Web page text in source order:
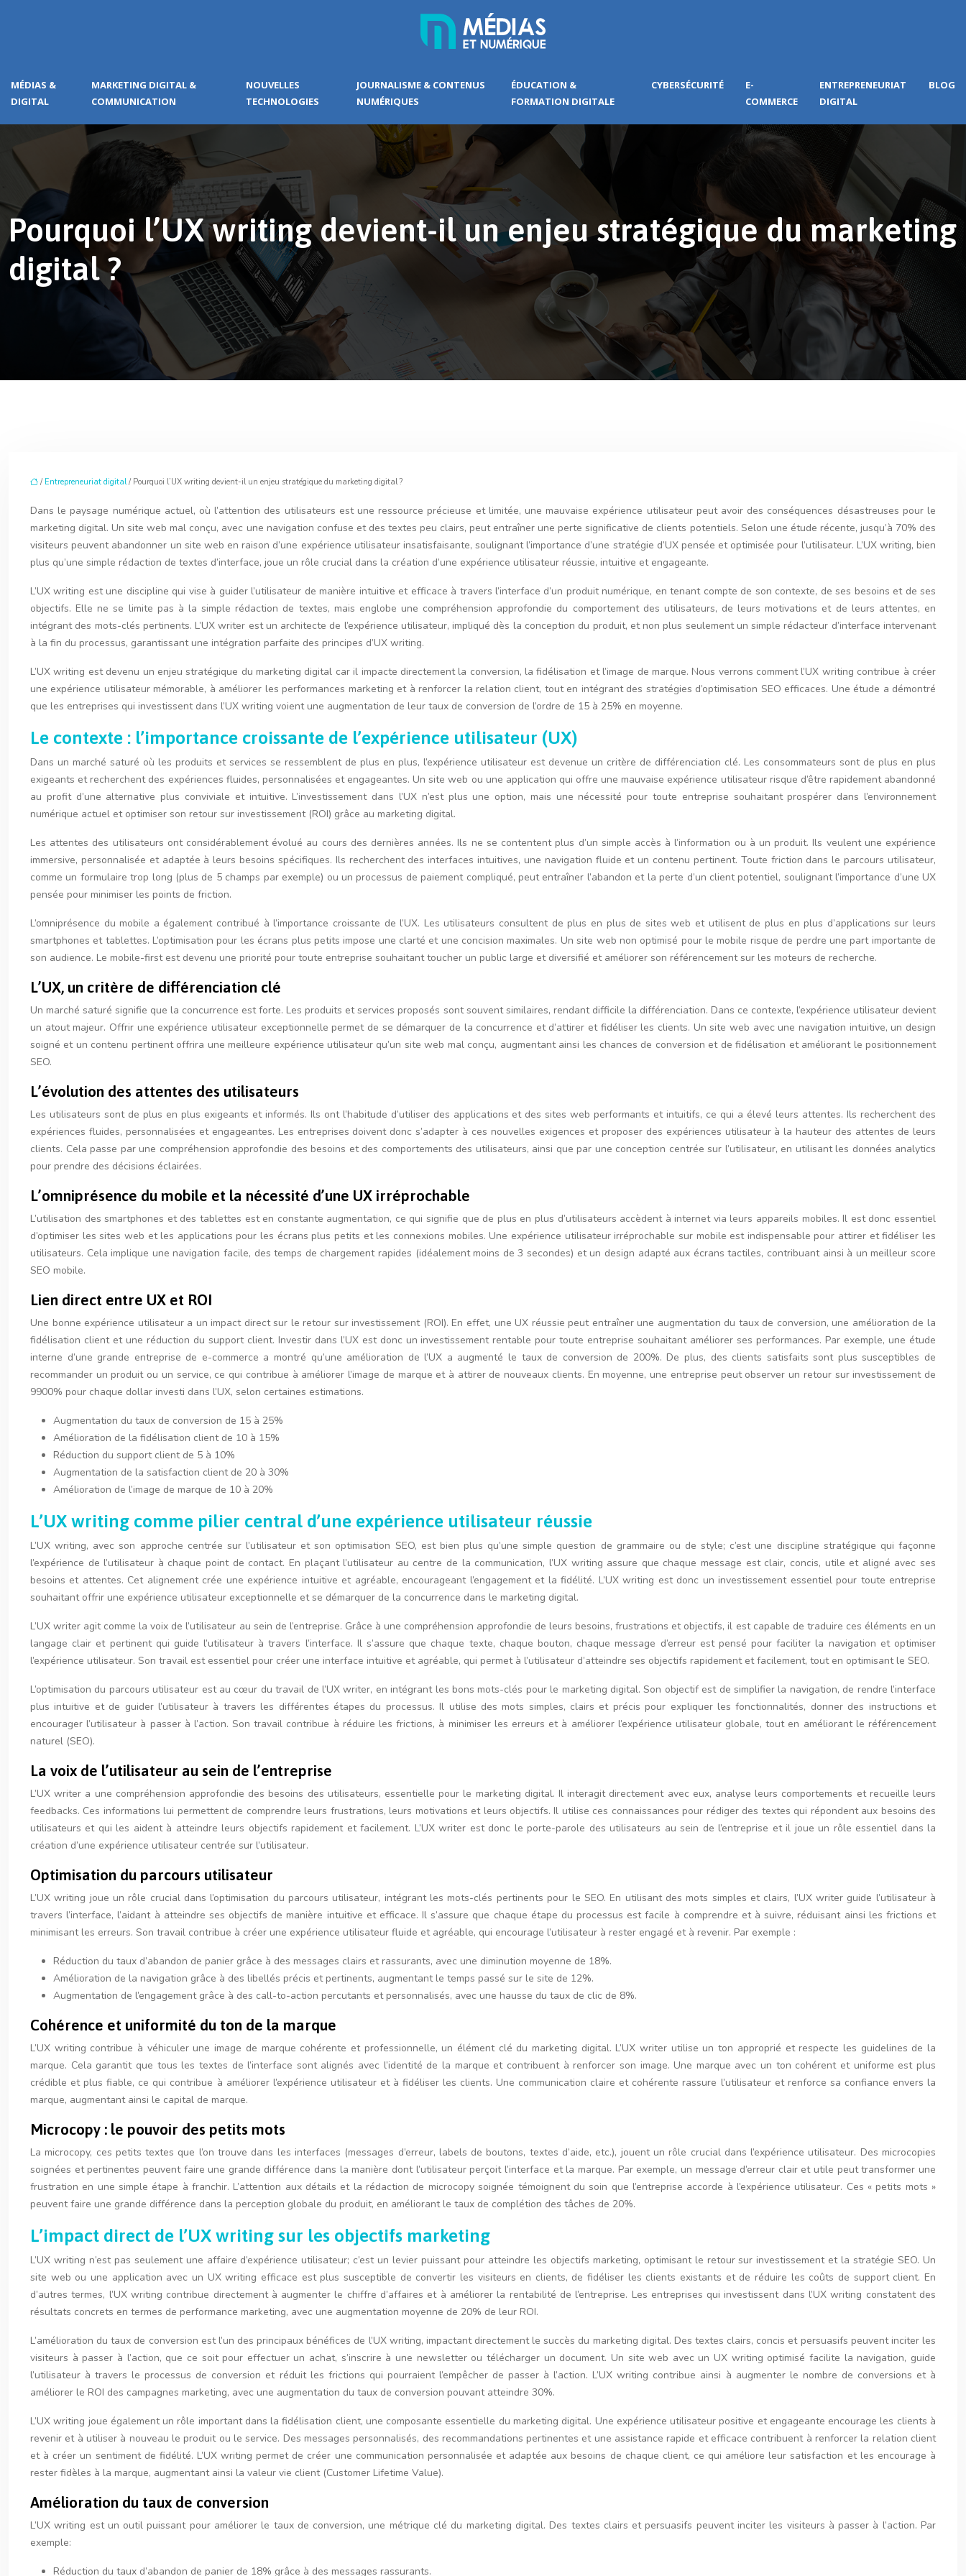
MÉDIAS &
DIGITAL
MARKETING DIGITAL &
COMMUNICATION
NOUVELLES
TECHNOLOGIES
JOURNALISME & CONTENUS
NUMÉRIQUES
ÉDUCATION &
FORMATION DIGITALE
CYBERSÉCURITÉ
E-
COMMERCE
ENTREPRENEURIAT
DIGITAL
BLOG
Pourquoi l’UX writing devient-il un enjeu stratégique du marketing
digital ?
/ Entrepreneuriat digital/ Pourquoi l’UX writing devient-il un enjeu stratégique du marketing digital ?
Dans le paysage numérique actuel, où l’attention des utilisateurs est une ressource précieuse et limitée, une mauvaise expérience utilisateur peut avoir des conséquences désastreuses pour le
marketing digital. Un site web mal conçu, avec une navigation confuse et des textes peu clairs, peut entraîner une perte significative de clients potentiels. Selon une étude récente, jusqu’à 70% des
visiteurs peuvent abandonner un site web en raison d’une expérience utilisateur insatisfaisante, soulignant l’importance d’une stratégie d’UX pensée et optimisée pour l’utilisateur. L’UX writing, bien
plus qu’une simple rédaction de textes d’interface, joue un rôle crucial dans la création d’une expérience utilisateur réussie, intuitive et engageante.
L’UX writing est une discipline qui vise à guider l’utilisateur de manière intuitive et efficace à travers l’interface d’un produit numérique, en tenant compte de son contexte, de ses besoins et de ses
objectifs. Elle ne se limite pas à la simple rédaction de textes, mais englobe une compréhension approfondie du comportement des utilisateurs, de leurs motivations et de leurs attentes, en
intégrant des mots-clés pertinents. L’UX writer est un architecte de l’expérience utilisateur, impliqué dès la conception du produit, et non plus seulement un simple rédacteur d’interface intervenant
à la fin du processus, garantissant une intégration parfaite des principes d’UX writing.
L’UX writing est devenu un enjeu stratégique du marketing digital car il impacte directement la conversion, la fidélisation et l’image de marque. Nous verrons comment l’UX writing contribue à créer
une expérience utilisateur mémorable, à améliorer les performances marketing et à renforcer la relation client, tout en intégrant des stratégies d’optimisation SEO efficaces. Une étude a démontré
que les entreprises qui investissent dans l’UX writing voient une augmentation de leur taux de conversion de l’ordre de 15 à 25% en moyenne.
Le contexte : l’importance croissante de l’expérience utilisateur (UX)
Dans un marché saturé où les produits et services se ressemblent de plus en plus, l’expérience utilisateur est devenue un critère de différenciation clé. Les consommateurs sont de plus en plus
exigeants et recherchent des expériences fluides, personnalisées et engageantes. Un site web ou une application qui offre une mauvaise expérience utilisateur risque d’être rapidement abandonné
au profit d’une alternative plus conviviale et intuitive. L’investissement dans l’UX n’est plus une option, mais une nécessité pour toute entreprise souhaitant prospérer dans l’environnement
numérique actuel et optimiser son retour sur investissement (ROI) grâce au marketing digital.
Les attentes des utilisateurs ont considérablement évolué au cours des dernières années. Ils ne se contentent plus d’un simple accès à l’information ou à un produit. Ils veulent une expérience
immersive, personnalisée et adaptée à leurs besoins spécifiques. Ils recherchent des interfaces intuitives, une navigation fluide et un contenu pertinent. Toute friction dans le parcours utilisateur,
comme un formulaire trop long (plus de 5 champs par exemple) ou un processus de paiement compliqué, peut entraîner l’abandon et la perte d’un client potentiel, soulignant l’importance d’une UX
pensée pour minimiser les points de friction.
L’omniprésence du mobile a également contribué à l’importance croissante de l’UX. Les utilisateurs consultent de plus en plus de sites web et utilisent de plus en plus d’applications sur leurs
smartphones et tablettes. L’optimisation pour les écrans plus petits impose une clarté et une concision maximales. Un site web non optimisé pour le mobile risque de perdre une part importante de
son audience. Le mobile-first est devenu une priorité pour toute entreprise souhaitant toucher un public large et diversifié et améliorer son référencement sur les moteurs de recherche.
L’UX, un critère de différenciation clé
Un marché saturé signifie que la concurrence est forte. Les produits et services proposés sont souvent similaires, rendant difficile la différenciation. Dans ce contexte, l’expérience utilisateur devient
un atout majeur. Offrir une expérience utilisateur exceptionnelle permet de se démarquer de la concurrence et d’attirer et fidéliser les clients. Un site web avec une navigation intuitive, un design
soigné et un contenu pertinent offrira une meilleure expérience utilisateur qu’un site web mal conçu, augmentant ainsi les chances de conversion et de fidélisation et améliorant le positionnement
SEO.
L’évolution des attentes des utilisateurs
Les utilisateurs sont de plus en plus exigeants et informés. Ils ont l’habitude d’utiliser des applications et des sites web performants et intuitifs, ce qui a élevé leurs attentes. Ils recherchent des
expériences fluides, personnalisées et engageantes. Les entreprises doivent donc s’adapter à ces nouvelles exigences et proposer des expériences utilisateur à la hauteur des attentes de leurs
clients. Cela passe par une compréhension approfondie des besoins et des comportements des utilisateurs, ainsi que par une conception centrée sur l’utilisateur, en utilisant les données analytics
pour prendre des décisions éclairées.
L’omniprésence du mobile et la nécessité d’une UX irréprochable
L’utilisation des smartphones et des tablettes est en constante augmentation, ce qui signifie que de plus en plus d’utilisateurs accèdent à internet via leurs appareils mobiles. Il est donc essentiel
d’optimiser les sites web et les applications pour les écrans plus petits et les connexions mobiles. Une expérience utilisateur irréprochable sur mobile est indispensable pour attirer et fidéliser les
utilisateurs. Cela implique une navigation facile, des temps de chargement rapides (idéalement moins de 3 secondes) et un design adapté aux écrans tactiles, contribuant ainsi à un meilleur score
SEO mobile.
Lien direct entre UX et ROI
Une bonne expérience utilisateur a un impact direct sur le retour sur investissement (ROI). En effet, une UX réussie peut entraîner une augmentation du taux de conversion, une amélioration de la
fidélisation client et une réduction du support client. Investir dans l’UX est donc un investissement rentable pour toute entreprise souhaitant améliorer ses performances. Par exemple, une étude
interne d’une grande entreprise de e-commerce a montré qu’une amélioration de l’UX a augmenté le taux de conversion de 200%. De plus, des clients satisfaits sont plus susceptibles de
recommander un produit ou un service, ce qui contribue à améliorer l’image de marque et à attirer de nouveaux clients. En moyenne, une entreprise peut observer un retour sur investissement de
9900% pour chaque dollar investi dans l’UX, selon certaines estimations.
Augmentation du taux de conversion de 15 à 25%
Amélioration de la fidélisation client de 10 à 15%
Réduction du support client de 5 à 10%
Augmentation de la satisfaction client de 20 à 30%
Amélioration de l’image de marque de 10 à 20%
L’UX writing comme pilier central d’une expérience utilisateur réussie
L’UX writing, avec son approche centrée sur l’utilisateur et son optimisation SEO, est bien plus qu’une simple question de grammaire ou de style; c’est une discipline stratégique qui façonne
l’expérience de l’utilisateur à chaque point de contact. En plaçant l’utilisateur au centre de la communication, l’UX writing assure que chaque message est clair, concis, utile et aligné avec ses
besoins et attentes. Cet alignement crée une expérience intuitive et agréable, encourageant l’engagement et la fidélité. L’UX writing est donc un investissement essentiel pour toute entreprise
souhaitant offrir une expérience utilisateur exceptionnelle et se démarquer de la concurrence dans le marketing digital.
L’UX writer agit comme la voix de l’utilisateur au sein de l’entreprise. Grâce à une compréhension approfondie de leurs besoins, frustrations et objectifs, il est capable de traduire ces éléments en un
langage clair et pertinent qui guide l’utilisateur à travers l’interface. Il s’assure que chaque texte, chaque bouton, chaque message d’erreur est pensé pour faciliter la navigation et optimiser
l’expérience utilisateur. Son travail est essentiel pour créer une interface intuitive et agréable, qui permet à l’utilisateur d’atteindre ses objectifs rapidement et facilement, tout en optimisant le SEO.
L’optimisation du parcours utilisateur est au cœur du travail de l’UX writer, en intégrant les bons mots-clés pour le marketing digital. Son objectif est de simplifier la navigation, de rendre l’interface
plus intuitive et de guider l’utilisateur à travers les différentes étapes du processus. Il utilise des mots simples, clairs et précis pour expliquer les fonctionnalités, donner des instructions et
encourager l’utilisateur à passer à l’action. Son travail contribue à réduire les frictions, à minimiser les erreurs et à améliorer l’expérience utilisateur globale, tout en améliorant le référencement
naturel (SEO).
La voix de l’utilisateur au sein de l’entreprise
L’UX writer a une compréhension approfondie des besoins des utilisateurs, essentielle pour le marketing digital. Il interagit directement avec eux, analyse leurs comportements et recueille leurs
feedbacks. Ces informations lui permettent de comprendre leurs frustrations, leurs motivations et leurs objectifs. Il utilise ces connaissances pour rédiger des textes qui répondent aux besoins des
utilisateurs et qui les aident à atteindre leurs objectifs rapidement et facilement. L’UX writer est donc le porte-parole des utilisateurs au sein de l’entreprise et il joue un rôle essentiel dans la
création d’une expérience utilisateur centrée sur l’utilisateur.
Optimisation du parcours utilisateur
L’UX writing joue un rôle crucial dans l’optimisation du parcours utilisateur, intégrant les mots-clés pertinents pour le SEO. En utilisant des mots simples et clairs, l’UX writer guide l’utilisateur à
travers l’interface, l’aidant à atteindre ses objectifs de manière intuitive et efficace. Il s’assure que chaque étape du processus est facile à comprendre et à suivre, réduisant ainsi les frictions et
minimisant les erreurs. Son travail contribue à créer une expérience utilisateur fluide et agréable, qui encourage l’utilisateur à rester engagé et à revenir. Par exemple :
Réduction du taux d’abandon de panier grâce à des messages clairs et rassurants, avec une diminution moyenne de 18%.
Amélioration de la navigation grâce à des libellés précis et pertinents, augmentant le temps passé sur le site de 12%.
Augmentation de l’engagement grâce à des call-to-action percutants et personnalisés, avec une hausse du taux de clic de 8%.
Cohérence et uniformité du ton de la marque
L’UX writing contribue à véhiculer une image de marque cohérente et professionnelle, un élément clé du marketing digital. L’UX writer utilise un ton approprié et respecte les guidelines de la
marque. Cela garantit que tous les textes de l’interface sont alignés avec l’identité de la marque et contribuent à renforcer son image. Une marque avec un ton cohérent et uniforme est plus
crédible et plus fiable, ce qui contribue à améliorer l’expérience utilisateur et à fidéliser les clients. Une communication claire et cohérente rassure l’utilisateur et renforce sa confiance envers la
marque, augmentant ainsi le capital de marque.
Microcopy : le pouvoir des petits mots
La microcopy, ces petits textes que l’on trouve dans les interfaces (messages d’erreur, labels de boutons, textes d’aide, etc.), jouent un rôle crucial dans l’expérience utilisateur. Des microcopies
soignées et pertinentes peuvent faire une grande différence dans la manière dont l’utilisateur perçoit l’interface et la marque. Par exemple, un message d’erreur clair et utile peut transformer une
frustration en une simple étape à franchir. L’attention aux détails et la rédaction de microcopy soignée témoignent du soin que l’entreprise accorde à l’expérience utilisateur. Ces « petits mots »
peuvent faire une grande différence dans la perception globale du produit, en améliorant le taux de complétion des tâches de 20%.
L’impact direct de l’UX writing sur les objectifs marketing
L’UX writing n’est pas seulement une affaire d’expérience utilisateur; c’est un levier puissant pour atteindre les objectifs marketing, optimisant le retour sur investissement et la stratégie SEO. Un
site web ou une application avec un UX writing efficace est plus susceptible de convertir les visiteurs en clients, de fidéliser les clients existants et de réduire les coûts de support client. En
d’autres termes, l’UX writing contribue directement à augmenter le chiffre d’affaires et à améliorer la rentabilité de l’entreprise. Les entreprises qui investissent dans l’UX writing constatent des
résultats concrets en termes de performance marketing, avec une augmentation moyenne de 20% de leur ROI.
L’amélioration du taux de conversion est l’un des principaux bénéfices de l’UX writing, impactant directement le succès du marketing digital. Des textes clairs, concis et persuasifs peuvent inciter les
visiteurs à passer à l’action, que ce soit pour effectuer un achat, s’inscrire à une newsletter ou télécharger un document. Un site web avec un UX writing optimisé facilite la navigation, guide
l’utilisateur à travers le processus de conversion et réduit les frictions qui pourraient l’empêcher de passer à l’action. L’UX writing contribue ainsi à augmenter le nombre de conversions et à
améliorer le ROI des campagnes marketing, avec une augmentation du taux de conversion pouvant atteindre 30%.
L’UX writing joue également un rôle important dans la fidélisation client, une composante essentielle du marketing digital. Une expérience utilisateur positive et engageante encourage les clients à
revenir et à utiliser à nouveau le produit ou le service. Des messages personnalisés, des recommandations pertinentes et une assistance rapide et efficace contribuent à renforcer la relation client
et à créer un sentiment de fidélité. L’UX writing permet de créer une communication personnalisée et adaptée aux besoins de chaque client, ce qui améliore leur satisfaction et les encourage à
rester fidèles à la marque, augmentant ainsi la valeur vie client (Customer Lifetime Value).
Amélioration du taux de conversion
L’UX writing est un outil puissant pour améliorer le taux de conversion, une métrique clé du marketing digital. Des textes clairs et persuasifs peuvent inciter les visiteurs à passer à l’action. Par
exemple:
Réduction du taux d’abandon de panier de 18% grâce à des messages rassurants.